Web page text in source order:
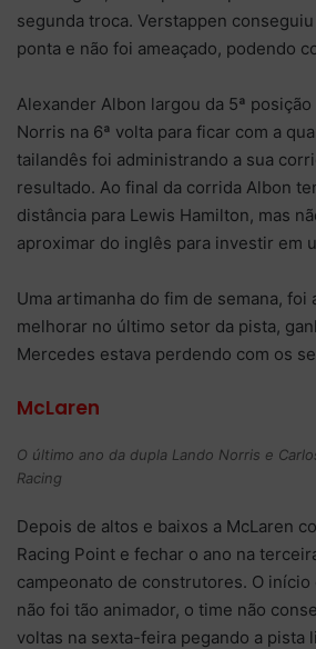
segunda troca. Verstappen
ponta e não foi ameaçado, podendo
Alexander Albon largou da 5ª
Norris na 6ª volta para ficar com a
tailandês foi administrando a sua
resultado. Ao final da corrida Albon
distância para Lewis Hamilton, mas
aproximar do inglês para investir em
Uma artimanha do fim de semana, foi
melhorar no último setor da pista,
Mercedes estava perdendo com os
McLaren
O último ano da dupla Lando Norris e
Racing
Depois de altos e baixos a McLaren
Racing Point e fechar o ano na
campeonato de construtores. O início
não foi tão animador, o time não
voltas na sexta-feira pegando a pista